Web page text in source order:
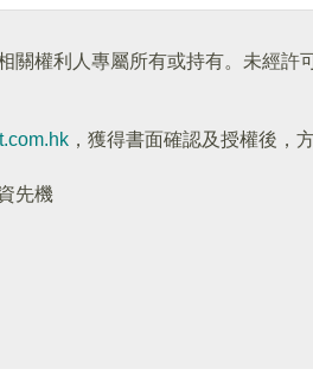
權利人專屬所有或持有。未經許
，獲得書面確認及授權後，
先機